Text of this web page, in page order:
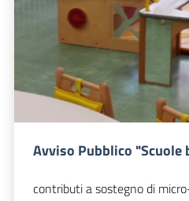
Avviso Pubblico "Scuole
contributi a sostegno di